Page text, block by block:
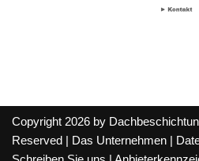
Copyright 2026 by
Reserved |
Das Unternehmen